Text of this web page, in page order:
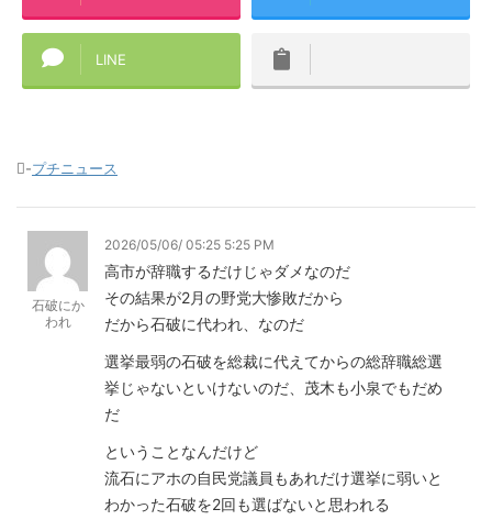
LINE
-プチニュース
石破にか
われ
2026/05/06/ 05:25 5:25 PM
高市が辞職するだけじゃダメなのだ
その結果が2月の野党大惨敗だから
だから石破に代われ、なのだ
選挙最弱の石破を総裁に代えてからの総辞職総選
挙じゃないといけないのだ、茂木も小泉でもだめ
だ
ということなんだけど
流石にアホの自民党議員もあれだけ選挙に弱いと
わかった石破を2回も選ばないと思われる